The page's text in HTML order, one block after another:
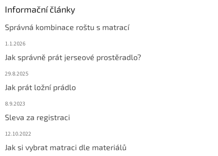
Informační články
Správná kombinace roštu s matrací
1.1.2026
Jak správně prát jerseové prostěradlo?
29.8.2025
Jak prát ložní prádlo
8.9.2023
Sleva za registraci
12.10.2022
Jak si vybrat matraci dle materiálů